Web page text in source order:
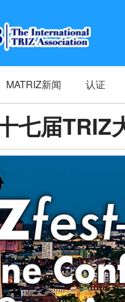
MATRIZ新闻 认证
七届TRIZ